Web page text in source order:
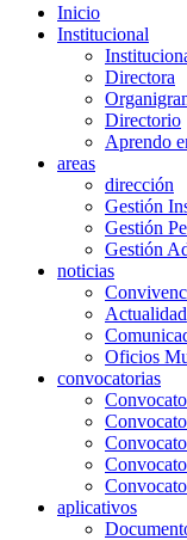
Inicio
Institucional
Directora
Directorio
Aprendo
areas
dirección
Gestión
Gestión
Gestión
noticias
Actualidad
Oficios
convocatorias
aplicativos